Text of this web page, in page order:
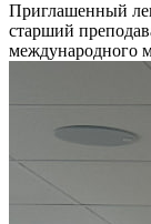
Приглашенный
старший
международного